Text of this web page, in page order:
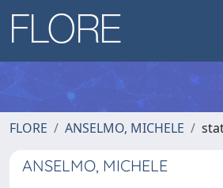
FLORE ANSELMO, MICHELE
ANSELMO, MICHELE